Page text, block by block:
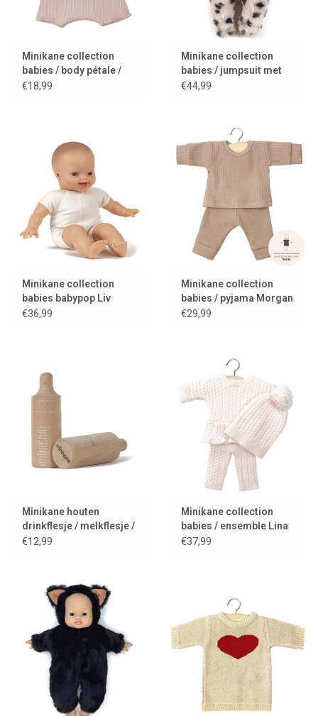
Minikane collection
babies / body pétale /
roze
€18,99
Minikane collection
babies / jumpsuit met
kattenoren
€44,99
Minikane collection
babies babypop Liv
€36,99
Minikane collection
babies / pyjama Morgan
/ mocha
€29,99
Minikane houten
drinkflesje / melkflesje /
flesje
€12,99
Minikane collection
babies / ensemble Lina
€37,99